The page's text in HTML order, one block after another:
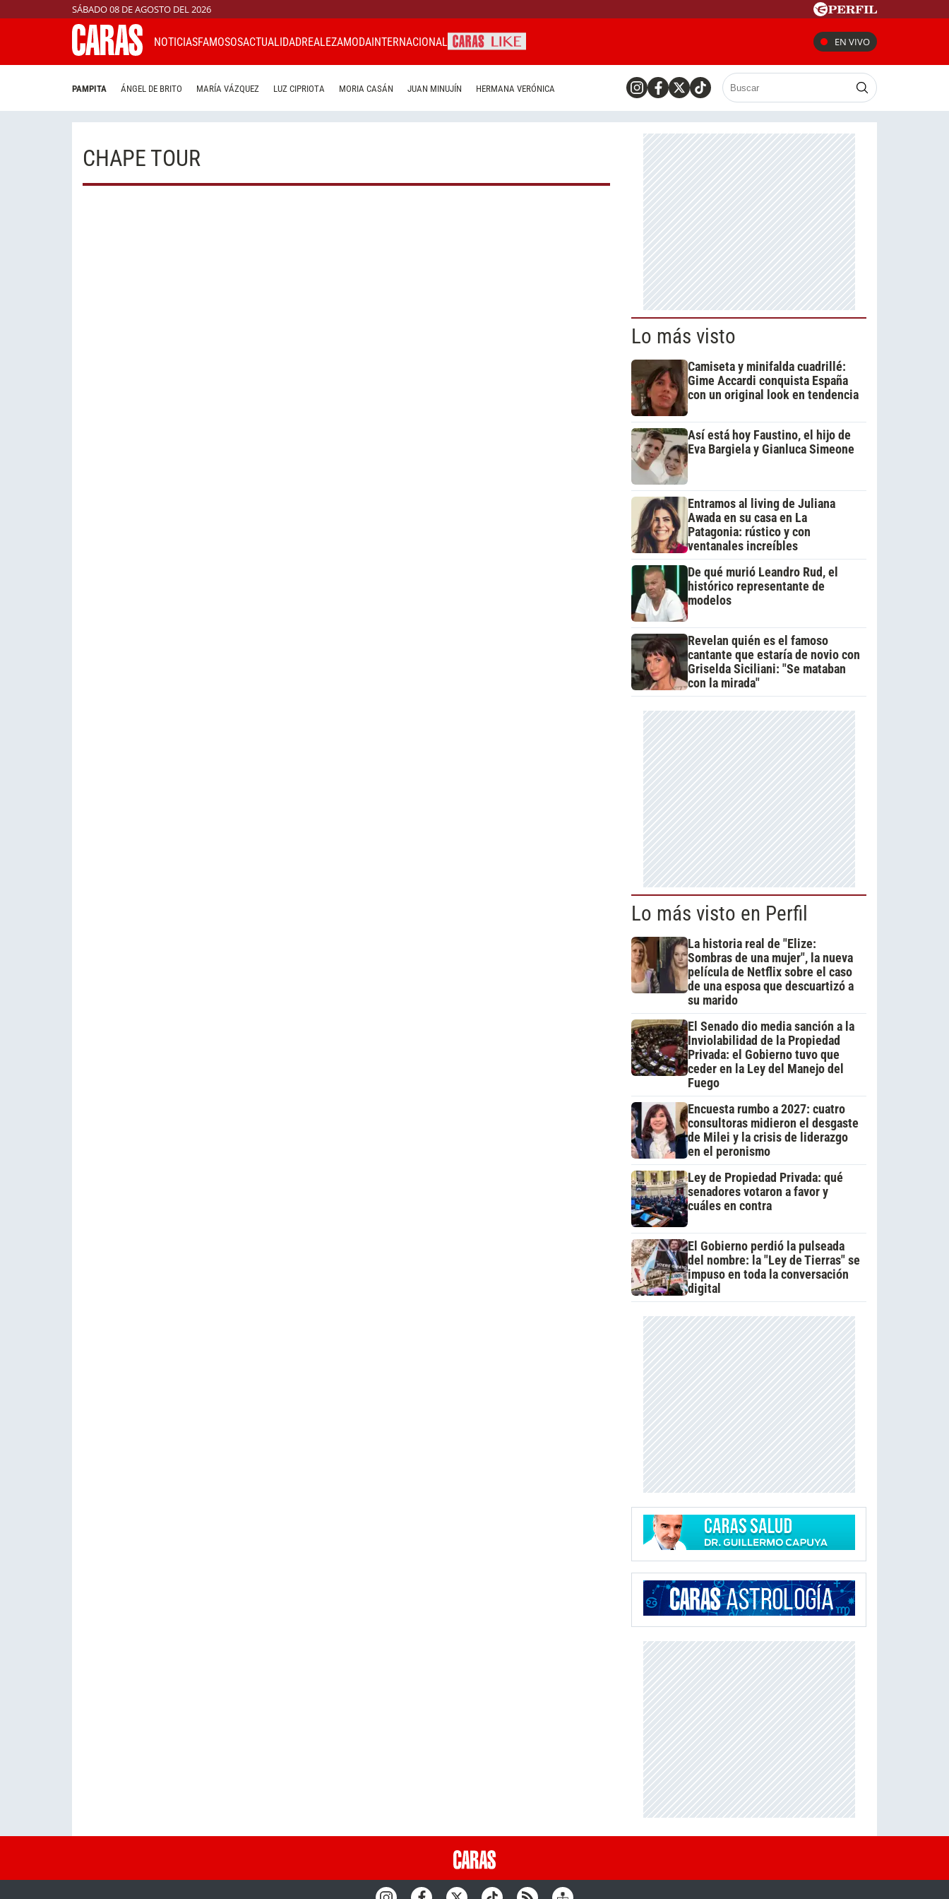
SÁBADO 08 DE AGOSTO DEL 2026
NOTICIASFAMOSOSACTUALIDADREALEZAMODAINTERNACIONAL EN VIVO
PAMPITA ÁNGEL DE BRITO MARÍA VÁZQUEZ LUZ CIPRIOTA MORIA CASÁN JUAN MINUJÍN HERMANA VERÓNICA
CHAPE TOUR
Lo más visto
Camiseta y minifalda cuadrillé:
Gime Accardi conquista España
con un original look en tendencia
Así está hoy Faustino, el hijo de
Eva Bargiela y Gianluca Simeone
Entramos al living de Juliana
Awada en su casa en La
Patagonia: rústico y con
ventanales increíbles
De qué murió Leandro Rud, el
histórico representante de
modelos
Revelan quién es el famoso
cantante que estaría de novio con
Griselda Siciliani: "Se mataban
con la mirada"
Lo más visto en Perfil
La historia real de "Elize:
Sombras de una mujer", la nueva
película de Netflix sobre el caso
de una esposa que descuartizó a
su marido
El Senado dio media sanción a la
Inviolabilidad de la Propiedad
Privada: el Gobierno tuvo que
ceder en la Ley del Manejo del
Fuego
Encuesta rumbo a 2027: cuatro
consultoras midieron el desgaste
de Milei y la crisis de liderazgo
en el peronismo
Ley de Propiedad Privada: qué
senadores votaron a favor y
cuáles en contra
El Gobierno perdió la pulseada
del nombre: la "Ley de Tierras" se
impuso en toda la conversación
digital